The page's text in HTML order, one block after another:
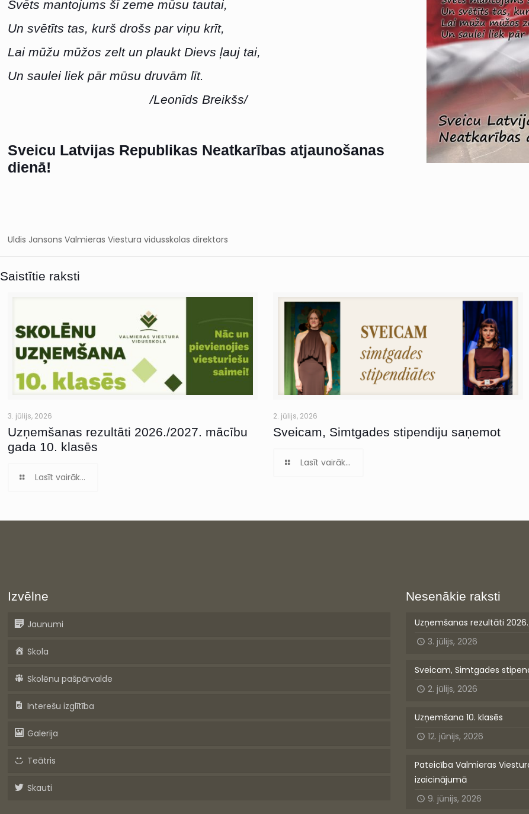
Svēts mantojums šī zeme mūsu tautai,
Un svētīts tas, kurš drošs par viņu krīt,
Lai mūžu mūžos zelt un plaukt Dievs ļauj tai,
Un saulei liek pār mūsu druvām līt.
/Leonīds Breikšs/
Sveicu Latvijas Republikas Neatkarības atjaunošanas
dienā!
Uldis Jansons Valmieras Viestura vidusskolas direktors
Saistītie raksti
3. jūlijs, 2026
Uzņemšanas rezultāti 2026./2027. mācību
gada 10. klasēs
Lasīt vairāk...
2. jūlijs, 2026
Sveicam, Simtgades stipendiju saņemot
Lasīt vairāk...
Izvēlne
Jaunumi
Skola
Skolēnu pašpārvalde
Interešu izglītība
Galerija
Teātris
Skauti
Nesenākie raksti
Uzņemšanas rezultāti
3. jūlijs, 2026
Sveicam, Simtgades
2. jūlijs, 2026
Uzņemšana 10. klasēs
12. jūnijs, 2026
Pateicība Valmieras
izaicinājumā
9. jūnijs, 2026